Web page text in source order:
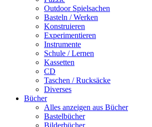
Outdoor Spielsachen
Basteln / Werken
Konstruieren
Experimentieren
Instrumente
Schule / Lernen
Kassetten
CD
Taschen / Rucksäcke
Diverses
Bücher
Alles anzeigen aus Bücher
Bastelbücher
Bilderbücher